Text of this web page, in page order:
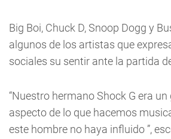
Big Boi, Chuck D, Snoop Dogg y
algunos de los artistas que
sociales su sentir ante la partida
“Nuestro hermano Shock G era
aspecto de lo que hacemos
este hombre no haya influido ”,